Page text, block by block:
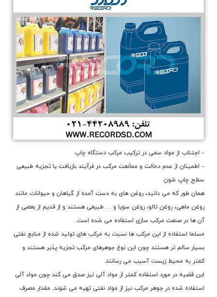
– اجتناب از مواد سمی در ترکیب مرکب دستگاه چاپ
– اطمینان از عدم دخالت و ممانعت مرکب در فرآیند بازیافت یا تجزیه طبیعی
سطح چاپ‌ شون
همان طور که می دانید، روغن های به دست آمده از گیاهان و حیوانات مانند
روغن ماهی، روغن تالو، روغن سویا و … طبیعی هستند و از قدیم از بعضی از
آن ها در صنعت مرکب سازی استفاده می شده است.
مسلما استفاده از این مرکب ها نسبت به مرکب های تولید شده از منابع نفتی
بسیار سالم تر هستند چون این نوع جوهرهای مرکب تجزیه پذیر هستند و
کمتر به محیط زیست آسیب می رسانند.
این قضیه در مورد استفاده کمتر از مواد آلی نیز صدق می کند چون مواد آلی
استفاده شده در جوهر مرکب نیز از مواد نفتی تهیه می شوند. مقدار مصرف